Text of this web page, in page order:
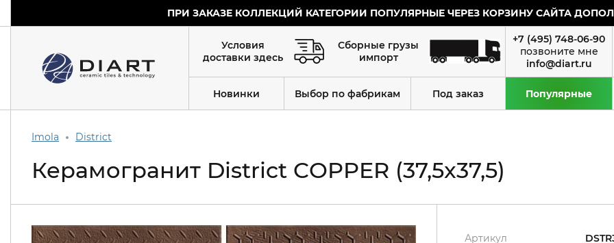
ПРИ ЗАКАЗЕ КОЛЛЕКЦИЙ КАТЕГОРИИ ПОПУЛЯРНЫЕ ЧЕРЕЗ КОРЗИНУ САЙТА
Условия
доставки здесь
Сборные грузы
импорт
+7 (495) 748-06-90
info@diart.ru
Новинки Выбор по фабрикам Под заказ Популярные
Imola District
Керамогранит District COPPER (37,5x37,5)
Артикул